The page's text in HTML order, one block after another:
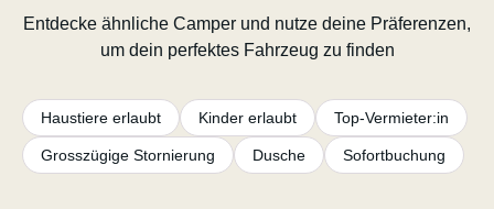
Entdecke ähnliche Camper und nutze deine Präferenzen,
um dein perfektes Fahrzeug zu finden
Haustiere erlaubt Kinder erlaubt Top-Vermieter:in
Grosszügige Stornierung Dusche Sofortbuchung